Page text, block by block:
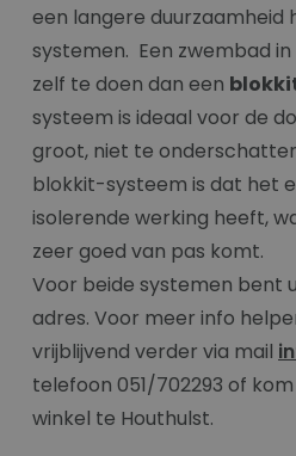
een langere duurzaamheid
systemen. Een zwembad
zelf te doen dan een
systeem is ideaal voor de
groot, niet te
blokkit-systeem is dat het
isolerende werking heeft,
zeer goed van pas komt.
Voor beide systemen bent
adres. Voor meer info
vrijblijvend verder via mail
telefoon 051/702293 of
winkel te Houthulst.